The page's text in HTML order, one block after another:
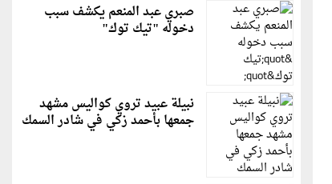
صبري عبد المنعم يكشف سبب
دخوله "تيك توك"
نبيلة عبيد تروي كواليس مشهد
جمعها بأحمد زكي في شادر السمك